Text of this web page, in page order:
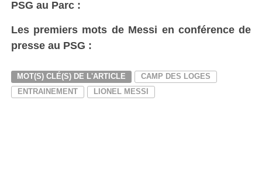
PSG au Parc :
Les premiers mots de Messi en conférence de
presse au PSG :
MOT(S) CLÉ(S) DE L'ARTICLE
CAMP DES LOGES
ENTRAINEMENT
LIONEL MESSI